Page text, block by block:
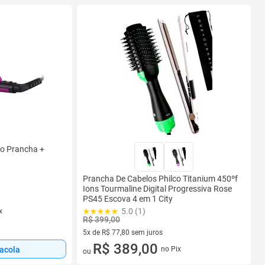
Prancha +
Prancha De Cabelos Philco Titanium 450ºf
Ions Tourmaline Digital Progressiva Rose
PS45 Escova 4 em 1 City
5.0 (1)
R$ 399,00
5x de R$ 77,80 sem juros
5 vez de R$ 77,80 sem juros
ou R$ 389,00 no Pix